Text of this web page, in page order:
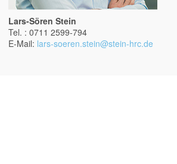
Lars-Sören Stein
Tel. : 0711 2599-794
E-Mail: lars-soeren.stein@stein-hrc.de